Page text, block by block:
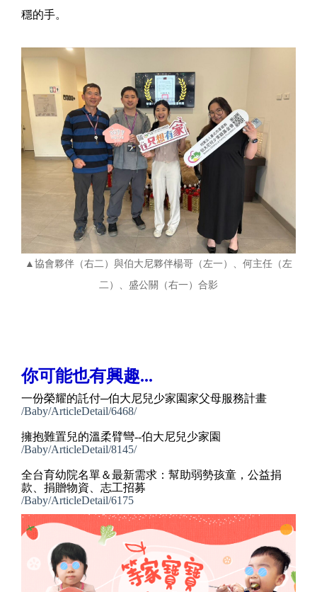
穩的手。
▲協會夥伴（右二）與伯大尼夥伴楊哥（左一）、何主任（左
二）、盛公關（右一）合影
你可能也有興趣...
一份榮耀的託付─伯大尼兒少家園家父母服務計畫
/Baby/ArticleDetail/6468/
擁抱難置兒的溫柔臂彎--伯大尼兒少家園
/Baby/ArticleDetail/8145/
全台育幼院名單＆最新需求：幫助弱勢孩童，公益捐
款、捐贈物資、志工招募
/Baby/ArticleDetail/6175